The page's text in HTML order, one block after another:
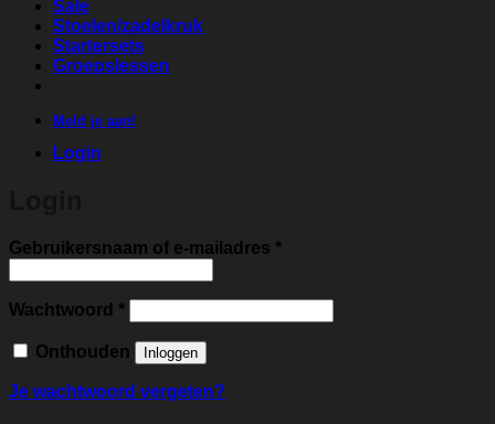
Sale
Stoelen/zadelkruk
Startersets
Groepslessen
Meld je aan!
Login
Gebruikersnaam of e-mailadres *Vereist
Wachtwoord *Vereist
Onthouden Inloggen
Je wachtwoord vergeten?